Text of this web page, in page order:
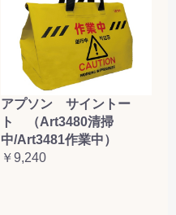
アプソン サイントー
ト （Art3480清掃
中/Art3481作業中）
￥9,240